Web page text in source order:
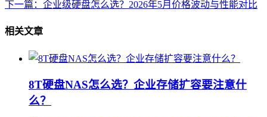
下一篇：企业级硬盘怎么选？2026年5月价格波动与性能对比
相关文章
8T硬盘NAS怎么选？企业存储扩容要注意什
么？